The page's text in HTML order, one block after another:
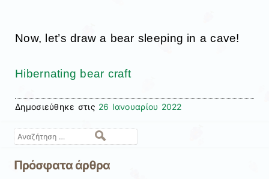
Now, let’s draw a bear sleeping in a cave!
Hibernating bear craft
Δημοσιεύθηκε στις 26 Ιανουαρίου 2022
Αναζήτηση
Πρόσφατα άρθρα